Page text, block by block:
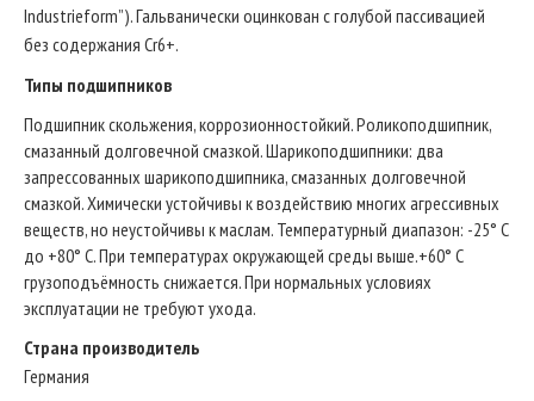
Industrieform”). Гальванически оцинкован с голубой пассивацией
без содержания Cr6+.
Типы подшипников
Подшипник скольжения, коррозионностойкий. Роликоподшипник,
смазанный долговечной смазкой. Шарикоподшипники: два
запрессованных шарикоподшипника, смазанных долговечной
смазкой. Химически устойчивы к воздействию многих агрессивных
веществ, но неустойчивы к маслам. Температурный диапазон: -25° C
до +80° C. При температурах окружающей среды выше.+60° C
грузоподъёмность снижается. При нормальных условиях
эксплуатации не требуют ухода.
Страна производитель
Германия